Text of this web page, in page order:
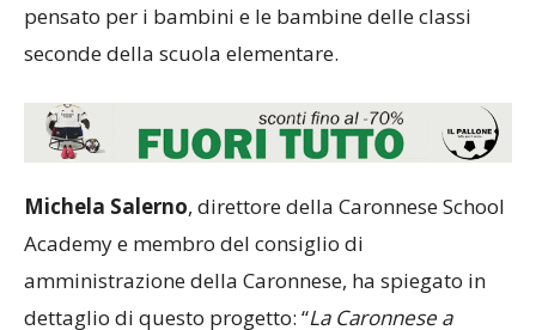
pensato per i bambini e le bambine delle classi
seconde della scuola elementare.
Michela Salerno, direttore della Caronnese School
Academy e membro del consiglio di
amministrazione della Caronnese, ha spiegato in
dettaglio di questo progetto: “La Caronnese a